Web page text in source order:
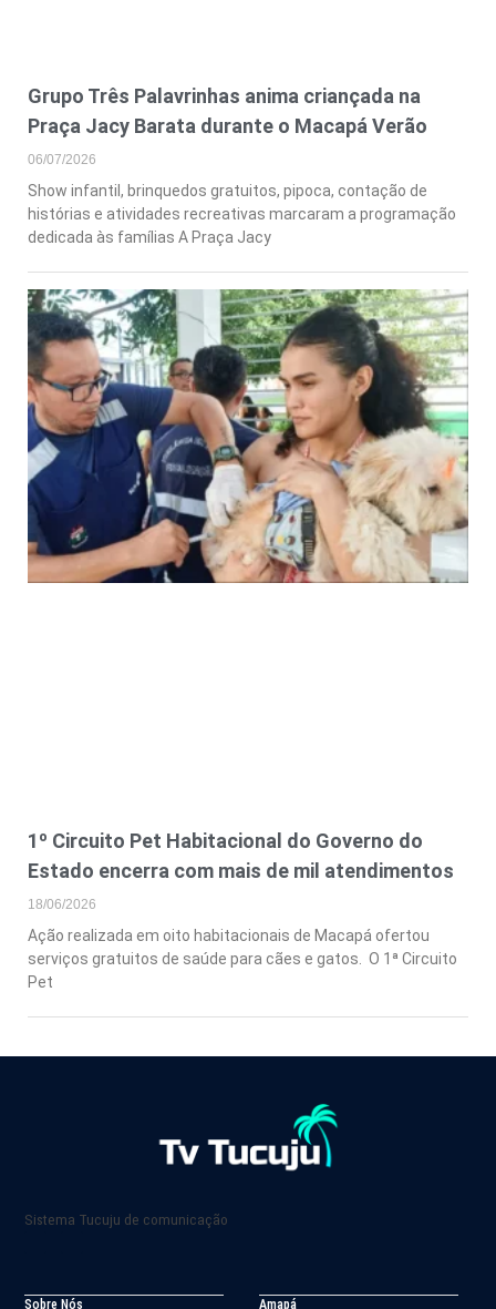
Grupo Três Palavrinhas anima criançada na
Praça Jacy Barata durante o Macapá Verão
06/07/2026
Show infantil, brinquedos gratuitos, pipoca, contação de
histórias e atividades recreativas marcaram a programação
dedicada às famílias A Praça Jacy
1º Circuito Pet Habitacional do Governo do
Estado encerra com mais de mil atendimentos
18/06/2026
Ação realizada em oito habitacionais de Macapá ofertou
serviços gratuitos de saúde para cães e gatos. O 1ª Circuito
Pet
Sistema Tucuju de comunicação
Sobre Nós Amapá